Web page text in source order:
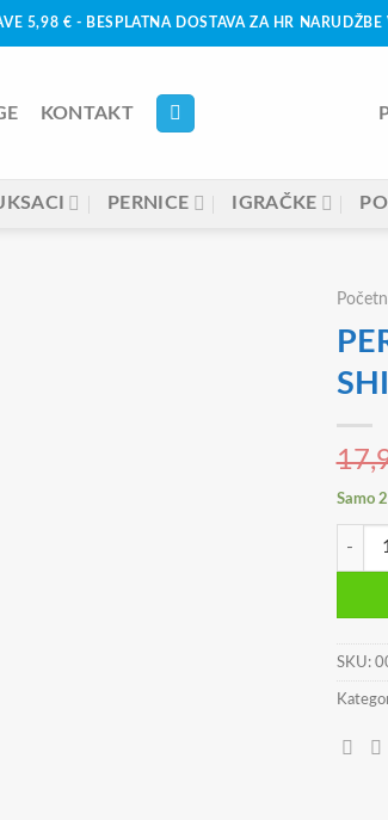
5,98 € - BESPLATNA DOSTAVA ZA HR
KONTAKT
PERNICE IGRAČKE
Samo
SKU: